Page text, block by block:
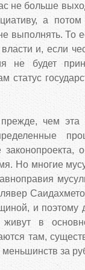
не больше
а потом
выполнять. То
и, если
не будет
статус
чем
Но многие
и поэтому
в
там,
меньшинств за